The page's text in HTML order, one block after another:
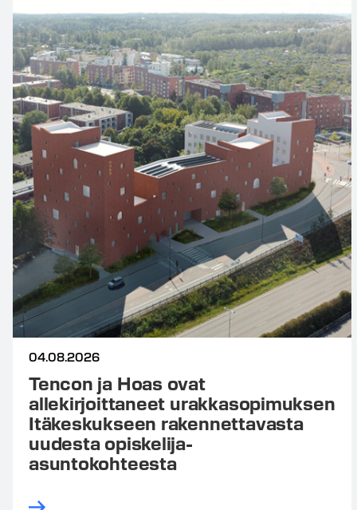
04.08.2026
Tencon ja Hoas ovat
allekirjoittaneet urakkasopimuksen
Itäkeskukseen rakennettavasta
uudesta opiskelija-
asuntokohteesta